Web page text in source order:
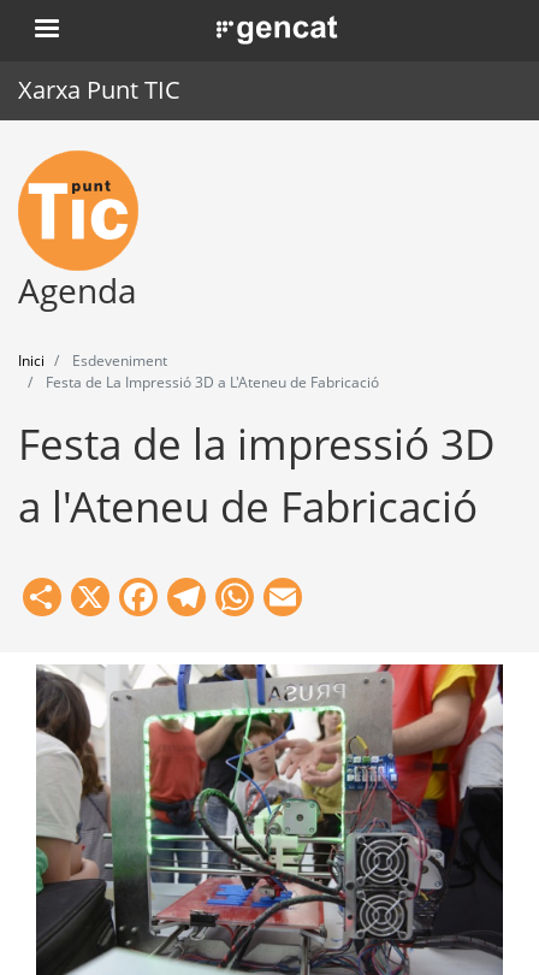
Vés
al
. Obre en una nova finestra.
Xarxa Punt TIC
Inici
Punt TIC
Actualitat
Formació
Eines
Agenda
Inici
Esdeveniment
Festa de La Impressió 3D a L'Ateneu de Fabricació
Festa de la impressió 3D
a l'Ateneu de Fabricació
Share
X Facebook
Telegram
WhatsApp